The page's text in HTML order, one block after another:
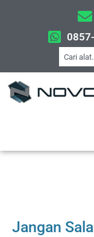
Jangan